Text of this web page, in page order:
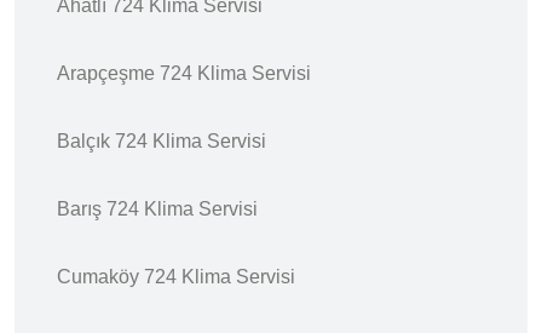
Ahatlı 724 Klima Servisi
Arapçeşme 724 Klima Servisi
Balçık 724 Klima Servisi
Barış 724 Klima Servisi
Cumaköy 724 Klima Servisi